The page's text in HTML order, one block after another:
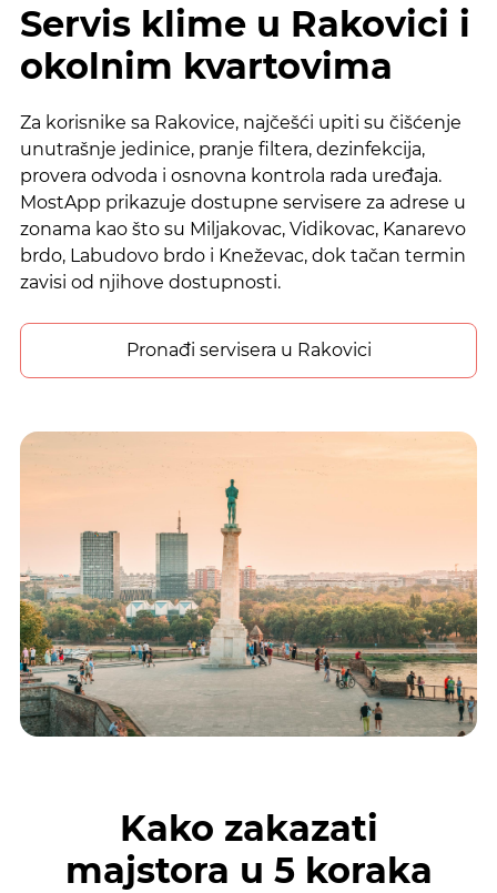
Servis klime u Rakovici i
okolnim kvartovima
Za korisnike sa Rakovice, najčešći upiti su čišćenje
unutrašnje jedinice, pranje filtera, dezinfekcija,
provera odvoda i osnovna kontrola rada uređaja.
MostApp prikazuje dostupne servisere za adrese u
zonama kao što su Miljakovac, Vidikovac, Kanarevo
brdo, Labudovo brdo i Kneževac, dok tačan termin
zavisi od njihove dostupnosti.
Pronađi servisera u Rakovici
Kako zakazati
majstora u 5 koraka